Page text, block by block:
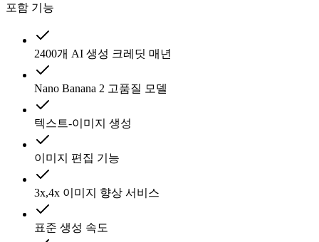
포함 기능
2400개 AI 생성 크레딧 매년
Nano Banana 2 고품질 모델
텍스트-이미지 생성
이미지 편집 기능
3x,4x 이미지 향상 서비스
표준 생성 속도